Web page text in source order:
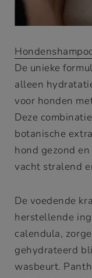
De unieke
alleen
voor honden
Deze
botanische
hond gezond
vacht stralend
De voedende
herstellende
calendula,
gehydrateerd
wasbeurt.